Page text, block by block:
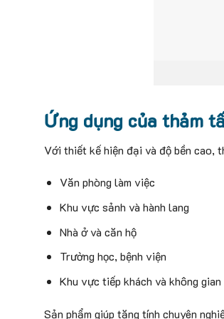
Ứng dụng của thảm
Với thiết kế hiện đại và độ bền cao,
Văn phòng làm việc
Khu vực sảnh và hành lang
Nhà ở và căn hộ
Trường học, bệnh viện
Khu vực tiếp khách và không gian
Sản phẩm giúp tăng tính chuyên